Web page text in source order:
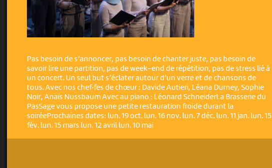
Pas besoin de s’annoncer, pas besoin de chanter juste, pas besoin de
savoir lire une partition, pas de week-end de répétition, pas de stress lié à
un concert. Un seul but s’éclater autour d’un verre et de chansons de
tous. Avec nos chef·fes de chœur : Davide Autieri, Léana Durney, Sophie
Noir, Anaïs Nussbaum Avec au piano : Léonard SchneiderLa Brasserie du
PasSage vous propose une petite restauration froide durant la
soiréeProchaines dates: lun. 19 oct. lun. 16 nov. lun. 7 déc. lun. 11 jan. lun. 15
fév. lun. 15 mars lun. 12 avril lun. 10 mai